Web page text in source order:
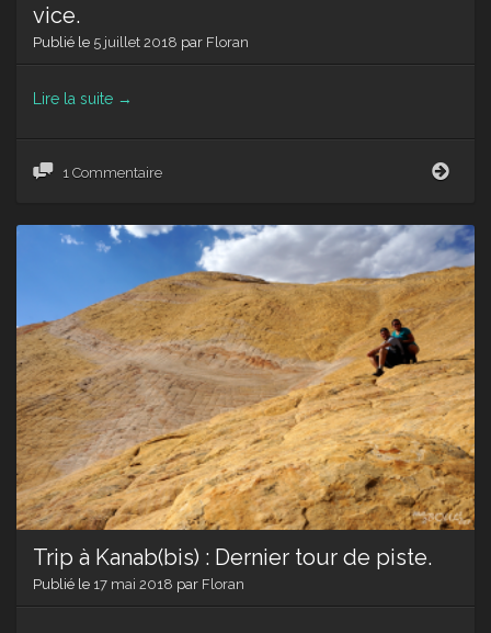
vice.
Publié le 5 juillet 2018 par Floran
Lire la suite →
1 Commentaire
:
vers
la
ville
du
vice.
Trip à Kanab(bis) : Dernier tour de piste.
Publié le 17 mai 2018 par Floran